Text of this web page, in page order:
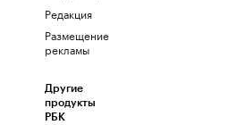
Редакция
Размещение
рекламы
Другие
продукты
РБК